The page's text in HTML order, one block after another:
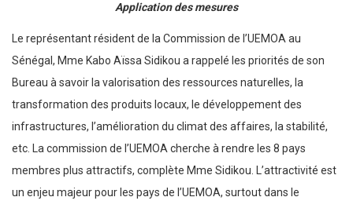
Application des mesures
Le représentant résident de la Commission de l’UEMOA au
Sénégal, Mme Kabo Aïssa Sidikou a rappelé les priorités de son
Bureau à savoir la valorisation des ressources naturelles, la
transformation des produits locaux, le développement des
infrastructures, l’amélioration du climat des affaires, la stabilité,
etc. La commission de l’UEMOA cherche à rendre les 8 pays
membres plus attractifs, complète Mme Sidikou. L’attractivité est
un enjeu majeur pour les pays de l’UEMOA, surtout dans le